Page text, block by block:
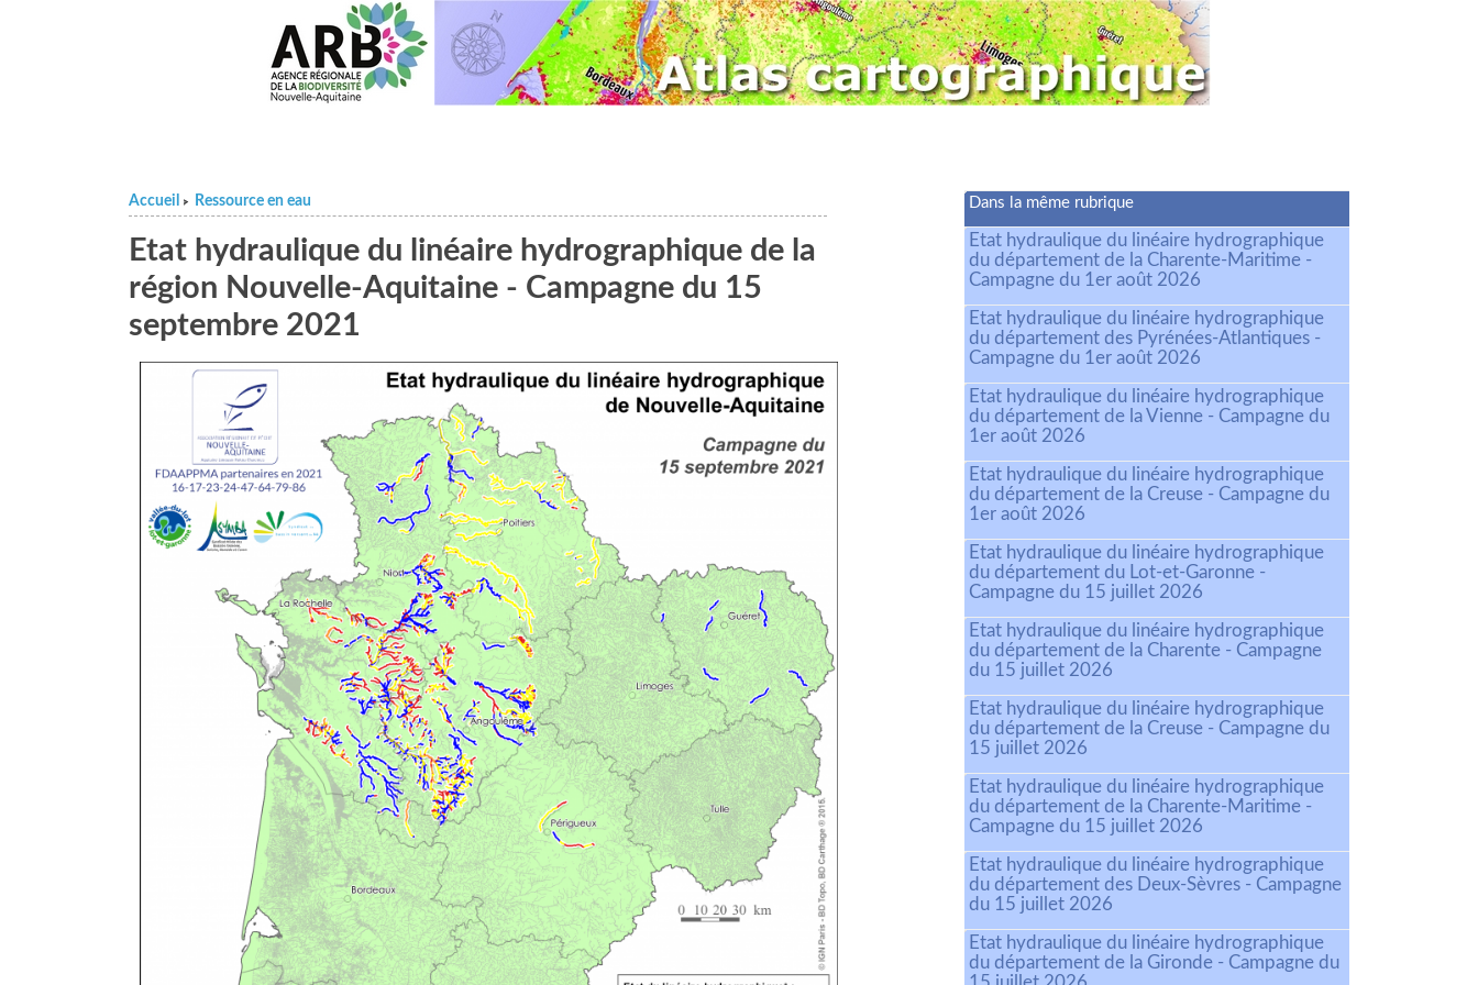
Accueil > Ressource en eau
Etat hydraulique du linéaire hydrographique de la
région Nouvelle-Aquitaine - Campagne du 15
septembre 2021
Dans la même rubrique
Etat hydraulique du linéaire hydrographique
du département de la Charente-Maritime -
Campagne du 1er août 2026
Etat hydraulique du linéaire hydrographique
du département des Pyrénées-Atlantiques -
Campagne du 1er août 2026
Etat hydraulique du linéaire hydrographique
du département de la Vienne - Campagne du
1er août 2026
Etat hydraulique du linéaire hydrographique
du département de la Creuse - Campagne du
1er août 2026
Etat hydraulique du linéaire hydrographique
du département du Lot-et-Garonne -
Campagne du 15 juillet 2026
Etat hydraulique du linéaire hydrographique
du département de la Charente - Campagne
du 15 juillet 2026
Etat hydraulique du linéaire hydrographique
du département de la Creuse - Campagne du
15 juillet 2026
Etat hydraulique du linéaire hydrographique
du département de la Charente-Maritime -
Campagne du 15 juillet 2026
Etat hydraulique du linéaire hydrographique
du département des Deux-Sèvres - Campagne
du 15 juillet 2026
Etat hydraulique du linéaire hydrographique
du département de la Gironde - Campagne du